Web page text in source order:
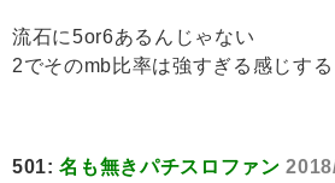
流石に5or6あるんじゃない
2でそのmb比率は強すぎる感じする
501:名も無きパチスロファン